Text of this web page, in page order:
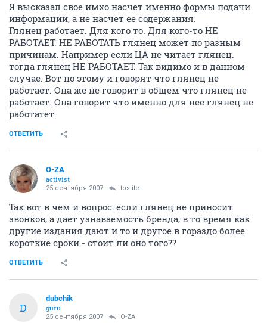
Я высказал свое имхо насчет именно формы подачи
информации, а не насчет ее содержания.
Глянец работает. Для кого то. Для кого-то НЕ
РАБОТАЕТ. НЕ РАБОТАТЬ глянец может по разным
причинам. Например если ЦА не читает глянец.
тогда глянец НЕ РАБОТАЕТ. Так видимо и в данном
случае. Вот по этому и говорят что глянец не
работает. Она же не говорит в общем что глянец не
работает. Она говорит что именно для нее глянец не
работатет.
ОТВЕТИТЬ
O-ZA
activist
25 сентября 2007 toslite
Так вот в чем и вопрос: если глянец не приносит
звонков, а дает узнаваемость бренда, в то время как
другие издания дают и то и другое в гораздо более
короткие сроки - стоит ли оно того??
ОТВЕТИТЬ
D
dubchik
guru
25 сентября 2007 O-ZA